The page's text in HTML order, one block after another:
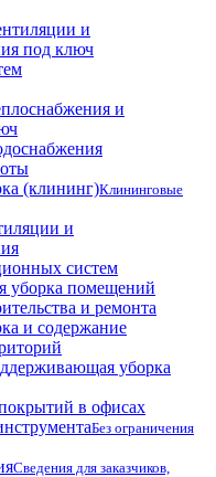
и
под ключ
и
(клининг)Клининговые
и
систем
уборка помещений
и ремонта
и содержание
уборка
в офисах
Без ограничения
Сведения для заказчиков,